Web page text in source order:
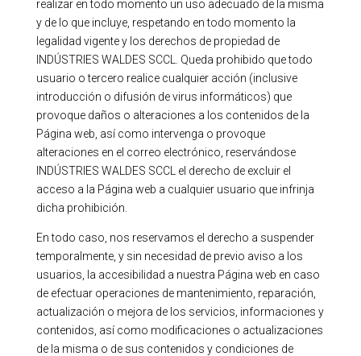
realizar en todo momento un uso adecuado de la misma
y de lo que incluye, respetando en todo momento la
legalidad vigente y los derechos de propiedad de
INDÚSTRIES WALDES SCCL. Queda prohibido que todo
usuario o tercero realice cualquier acción (inclusive
introducción o difusión de virus informáticos) que
provoque daños o alteraciones a los contenidos de la
Página web, así como intervenga o provoque
alteraciones en el correo electrónico, reservándose
INDÚSTRIES WALDES SCCL el derecho de excluir el
acceso a la Página web a cualquier usuario que infrinja
dicha prohibición.
En todo caso, nos reservamos el derecho a suspender
temporalmente, y sin necesidad de previo aviso a los
usuarios, la accesibilidad a nuestra Página web en caso
de efectuar operaciones de mantenimiento, reparación,
actualización o mejora de los servicios, informaciones y
contenidos, así como modificaciones o actualizaciones
de la misma o de sus contenidos y condiciones de